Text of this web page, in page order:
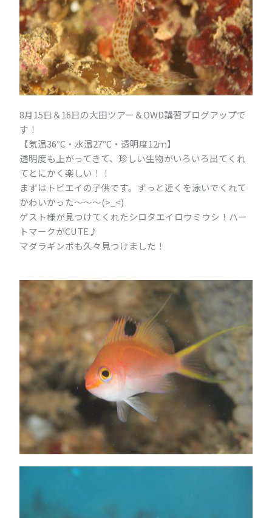
8月15日＆16日の大田ツアー＆OWD講習ブログアップで
す！
【気温36℃・水温27℃・透明度12ｍ】
透明度も上がってきて、珍しい生物がいろいろ出てくれ
てとにかく楽しい！！
まずはトビエイの子供です。ずっと近くを泳いでくれて
かわいかった～～～(>_<)
ゲスト様が見つけてくれたシロタエイロウミウシ！ハー
トマークがCUTE♪
マダラギンポも久々見つけました！